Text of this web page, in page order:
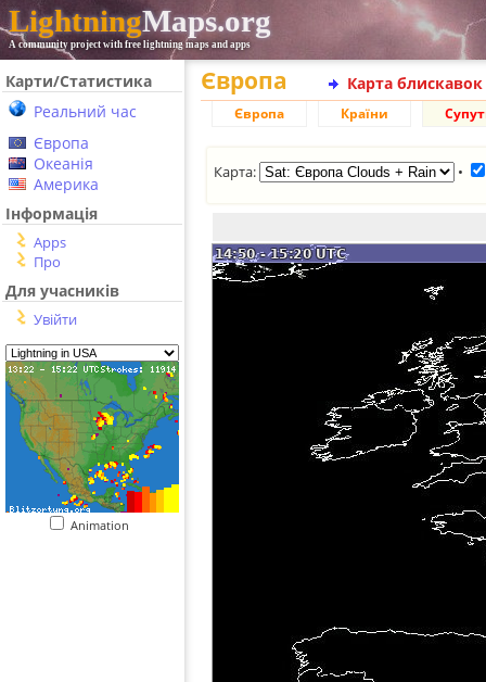
LightningMaps.org
A community project with free lightning maps and apps
Карти/Статистика
Реальний час
Європа
Океанія
Америка
Інформація
Apps
Про
Для учасників
Увійти
Animation
Європа Карта
Європа Країни
Карта: •